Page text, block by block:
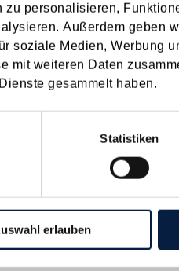
personalisieren,
Außerdem geben
soziale Medien, Werbung
mit weiteren Daten
gesammelt haben.
Statistiken
erlauben
resultieren –
zusteht, wenn